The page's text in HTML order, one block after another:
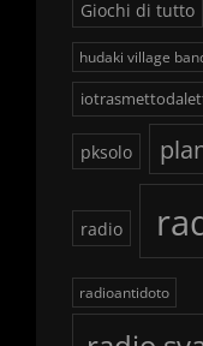
Giochi di tutto
hudaki village
pksolo
radio
radioantidoto